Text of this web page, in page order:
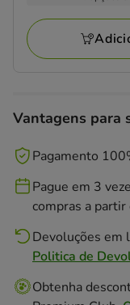
avaliações
76.25€
Vantagens para
Pagamento
Pague em 3
compras a
Devoluções em
Politica de
Obtenha